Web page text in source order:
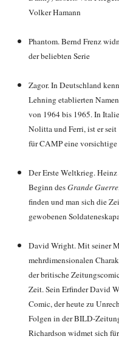
Volker Hamann
Phantom. Bernd Frenz
der beliebten Serie
Zagor. In Deutschland
Lehning etablierten
von 1964 bis 1965. In
Nolitta und Ferri, ist er seit
für CAMP eine
Der Erste Weltkrieg.
Beginn desGrande Guerre
finden und man sich die
gewobenen
David Wright. Mit seiner
mehrdimensionalen
der britische
Zeit. Sein Erfinder David
Comic, der heute zu
Folgen in der BILD-
Richardson widmet sich